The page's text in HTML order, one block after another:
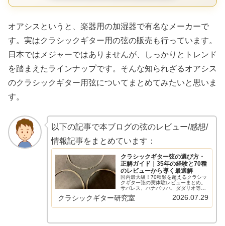
オアシスというと、楽器用の加湿器で有名なメーカーで
す。実はクラシックギター用の弦の販売も行っています。
日本ではメジャーではありませんが、しっかりとトレンド
を踏まえたラインナップです。そんな知られざるオアシス
のクラシックギター用弦についてまとめてみたいと思いま
す。
以下の記事で本ブログの弦のレビュー/感想/
情報記事をまとめています：
クラシックギター弦の選び方・
正解ガイド｜35年の経験と70種
のレビューから導く最適解
国内最大級！70種類を超えるクラシッ
クギター弦の実体験レビューまとめ。
サバレス、ハナバッハ、ダダリオ等の
主要メーカーから希少なスペイン弦ま
で網羅。比較早見表やショートカット
クラシックギター研究室 2026.07.29